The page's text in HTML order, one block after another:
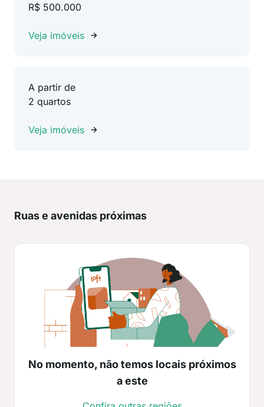
R$ 500.000
Veja imóveis
A partir de
2 quartos
Veja imóveis
Ruas e avenidas próximas
No momento, não temos locais próximos
a este